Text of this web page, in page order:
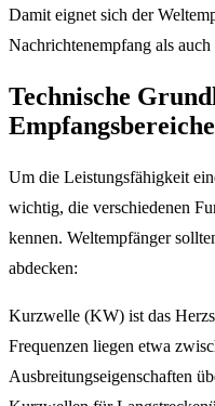
Damit eignet sich der
Nachrichtenempfang als
Technische
Um die Leistungsfähigkeit
wichtig, die verschiedenen
kennen. Weltempfänger
abdecken:
Kurzwelle (KW) ist das
Frequenzen liegen etwa
Ausbreitungseigenschaften